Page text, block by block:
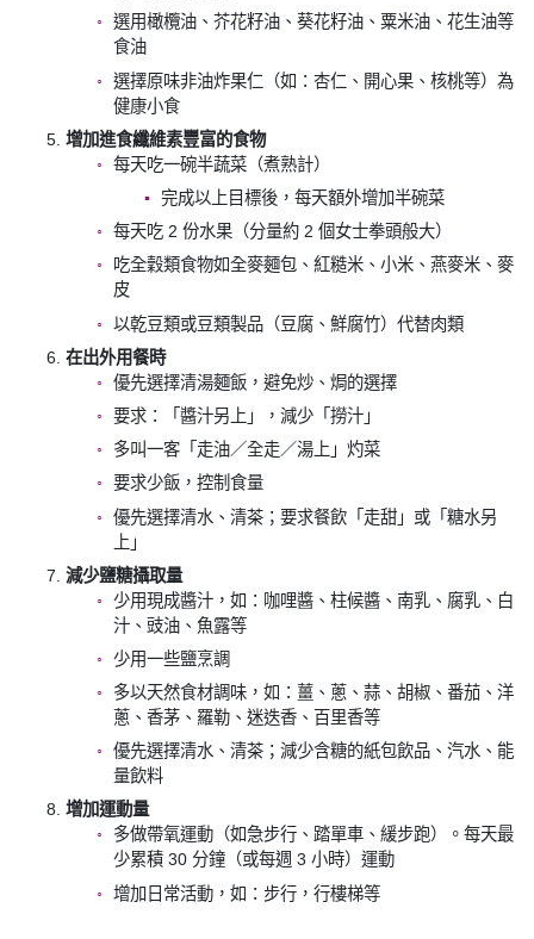
選用橄欖油、芥花籽油、葵花籽油、粟米油、花生油等
食油
選擇原味非油炸果仁（如：杏仁、開心果、核桃等）為
健康小食
增加進食纖維素豐富的食物
每天吃一碗半蔬菜（煮熟計）
完成以上目標後，每天額外增加半碗菜
每天吃 2 份水果（分量約 2 個女士拳頭般大）
吃全穀類食物如全麥麵包、紅糙米、小米、燕麥米、麥
皮
以乾豆類或豆類製品（豆腐、鮮腐竹）代替肉類
在出外用餐時
優先選擇清湯麵飯，避免炒、焗的選擇
要求：「醬汁另上」，減少「撈汁」
多叫一客「走油／全走／湯上」灼菜
要求少飯，控制食量
優先選擇清水、清茶；要求餐飲「走甜」或「糖水另
上」
減少鹽糖攝取量
少用現成醬汁，如：咖哩醬、柱候醬、南乳、腐乳、白
汁、豉油、魚露等
少用一些鹽烹調
多以天然食材調味，如：薑、蔥、蒜、胡椒、番茄、洋
蔥、香茅、羅勒、迷迭香、百里香等
優先選擇清水、清茶；減少含糖的紙包飲品、汽水、能
量飲料
增加運動量
多做帶氧運動（如急步行、踏單車、緩步跑）。每天最
少累積 30 分鐘（或每週 3 小時）運動
增加日常活動，如：步行，行樓梯等